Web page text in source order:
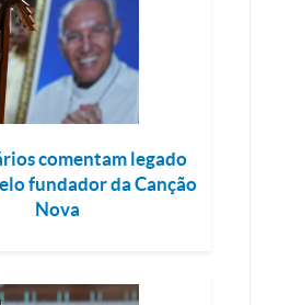
comentam legado
fundador da Canção
Nova